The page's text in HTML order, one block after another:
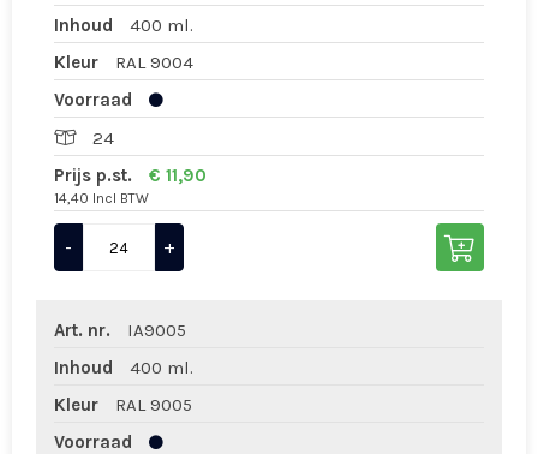
Inhoud
400 ml.
Kleur
RAL 9004
Voorraad
24
Prijs p.st.
€ 11,90
14,40 Incl BTW
- +
Art. nr.
IA9005
Inhoud
400 ml.
Kleur
RAL 9005
Voorraad